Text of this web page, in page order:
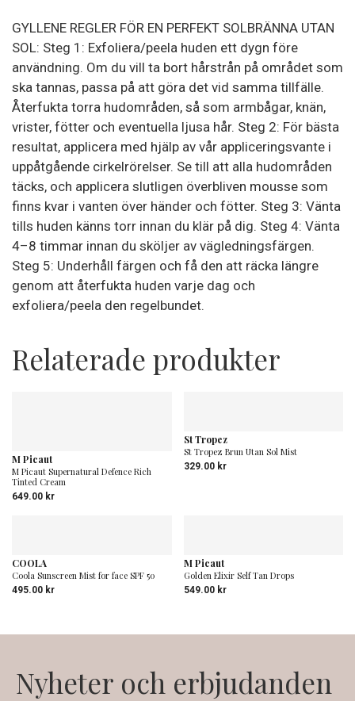
GYLLENE REGLER FÖR EN PERFEKT SOLBRÄNNA UTAN
SOL: Steg 1: Exfoliera/peela huden ett dygn före
användning. Om du vill ta bort hårstrån på området som
ska tannas, passa på att göra det vid samma tillfälle.
Återfukta torra hudområden, så som armbågar, knän,
vrister, fötter och eventuella ljusa hår. Steg 2: För bästa
resultat, applicera med hjälp av vår appliceringsvante i
uppåtgående cirkelrörelser. Se till att alla hudområden
täcks, och applicera slutligen överbliven mousse som
finns kvar i vanten över händer och fötter. Steg 3: Vänta
tills huden känns torr innan du klär på dig. Steg 4: Vänta
4–8 timmar innan du sköljer av vägledningsfärgen.
Steg 5: Underhåll färgen och få den att räcka längre
genom att återfukta huden varje dag och
exfoliera/peela den regelbundet.
Relaterade produkter
M Picaut
M Picaut Supernatural Defence Rich
Tinted Cream
649.00 kr
St Tropez
St Tropez Brun Utan Sol Mist
329.00 kr
COOLA
Coola Sunscreen Mist for face SPF 50
495.00 kr
M Picaut
Golden Elixir Self Tan Drops
549.00 kr
Nyheter och erbjudanden